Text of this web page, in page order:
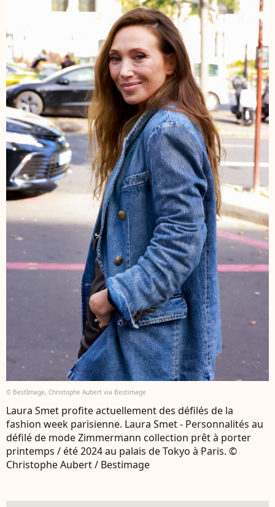
© BestImage, Christophe Aubert via Bestimage
Laura Smet profite actuellement des défilés de la
fashion week parisienne. Laura Smet - Personnalités au
défilé de mode Zimmermann collection prêt à porter
printemps / été 2024 au palais de Tokyo à Paris. ©
Christophe Aubert / Bestimage